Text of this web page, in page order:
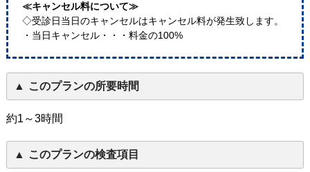
≪キャンセル料について≫
◇受診日当日のキャンセルはキャンセル料が発生致します。
・当日キャンセル・・・料金の100%
このプランの所要時間
約1～3時間
このプランの検査項目